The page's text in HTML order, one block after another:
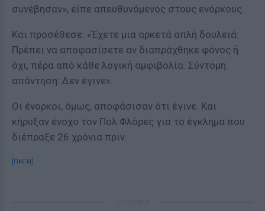
συνέβησαν», είπε απευθυνόμενος στους ενόρκους.
Και προσέθεσε: «Έχετε μια αρκετά απλή δουλειά:
Πρέπει να αποφασίσετε αν διαπράχθηκε φόνος ή
όχι, πέρα από κάθε λογική αμφιβολία. Σύντομη
απάντηση: Δεν έγινε».
Οι ένορκοι, όμως, αποφάσισαν ότι έγινε. Και
κήρυξαν ένοχο τον Πολ Φλόρες για το έγκλημα που
διέπραξε 26 χρόνια πριν.
[ΠΗΓΗ]